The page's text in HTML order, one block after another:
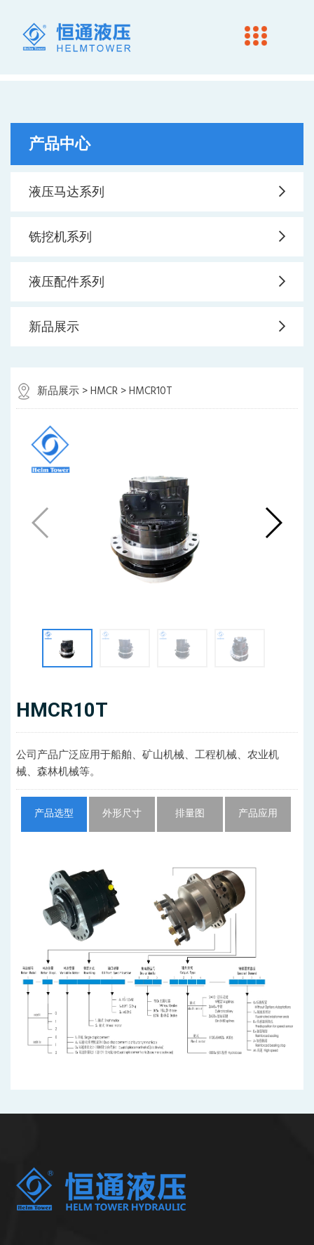
产品中心
液压马达系列
铣挖机系列
液压配件系列
新品展示
新品展示 >HMCR > HMCR10T
HMCR10T
公司产品广泛应用于船舶、矿山机械、工程机械、农业机
械、森林机械等。
产品选型 外形尺寸 排量图 产品应用